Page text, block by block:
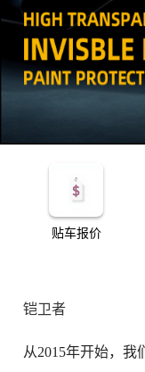
贴车报价
铠卫者
从2015年开始，我